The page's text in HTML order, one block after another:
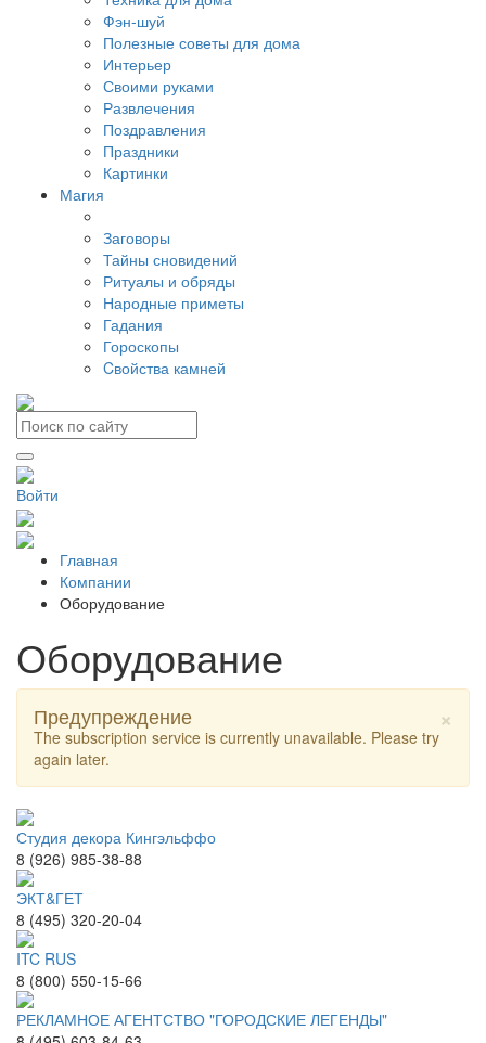
Фэн-шуй
Полезные советы для дома
Интерьер
Своими руками
Развлечения
Поздравления
Праздники
Картинки
Магия
Заговоры
Тайны сновидений
Ритуалы и обряды
Народные приметы
Гадания
Гороскопы
Cвойства камней
Войти
Главная
Компании
Оборудование
Оборудование
×
Предупреждение
The subscription service is currently unavailable. Please try
again later.
Студия декора Кингэльффо
8 (926) 985-38-88
ЭКТ&ГЕТ
8 (495) 320-20-04
ITC RUS
8 (800) 550-15-66
РЕКЛАМНОЕ АГЕНТСТВО "ГОРОДСКИЕ ЛЕГЕНДЫ"